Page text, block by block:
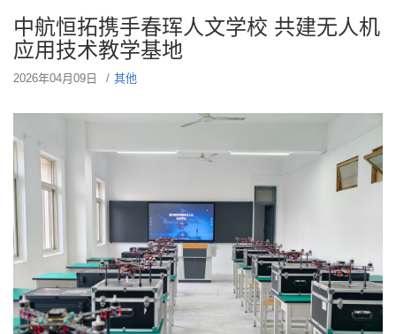
中航恒拓携手春珲人文学校 共建无人机
应用技术教学基地
2026年04月09日 其他